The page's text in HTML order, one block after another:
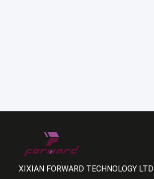
XIXIAN FORWARD TECHNOLOGY LTD